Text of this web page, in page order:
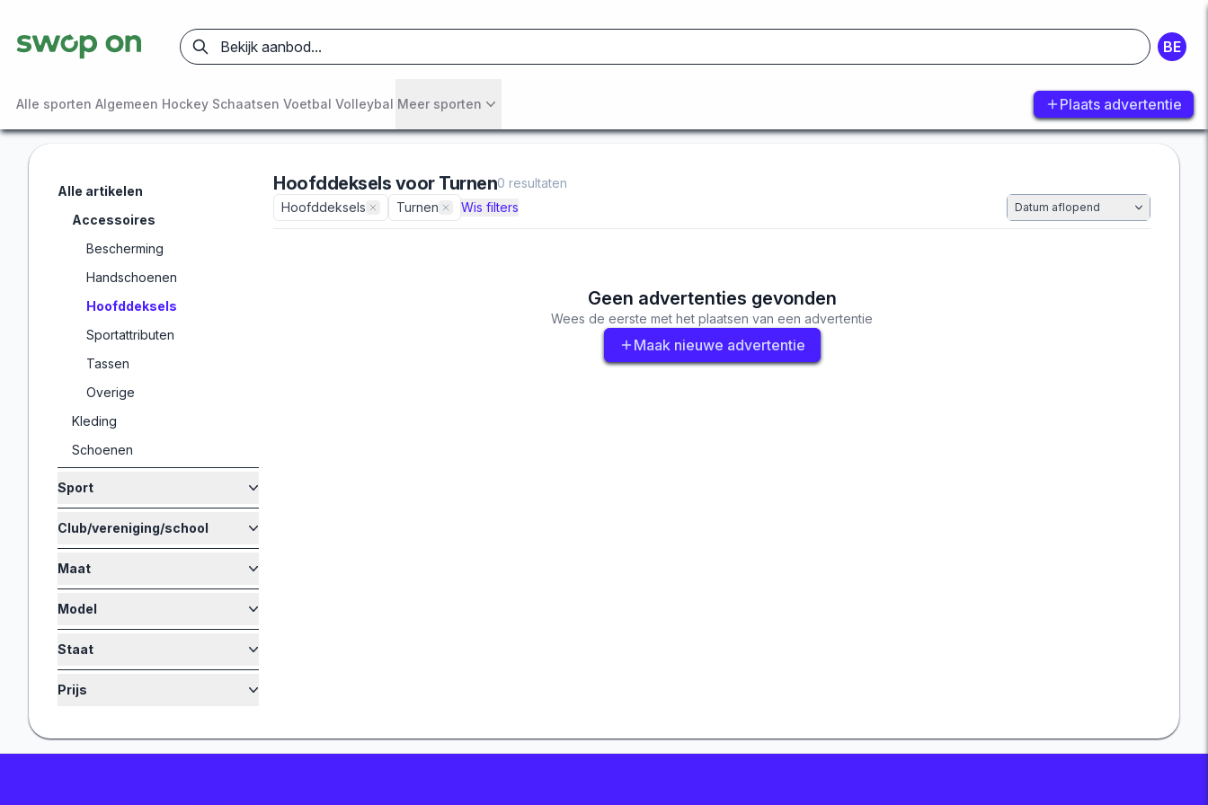
BE
Alle sporten Algemeen Hockey Schaatsen Voetbal Volleybal Meer sporten Plaats advertentie
Alle artikelen
Accessoires
Bescherming
Handschoenen
Hoofddeksels
Sportattributen
Tassen
Overige
Kleding
Schoenen
Sport
Club/vereniging/school
Maat
Model
Staat
Prijs
Hoofddeksels voor Turnen0 resultaten
Hoofddeksels
Turnen Wis filters Datum aflopend
Geen advertenties gevonden
Wees de eerste met het plaatsen van een advertentie
Maak nieuwe advertentie